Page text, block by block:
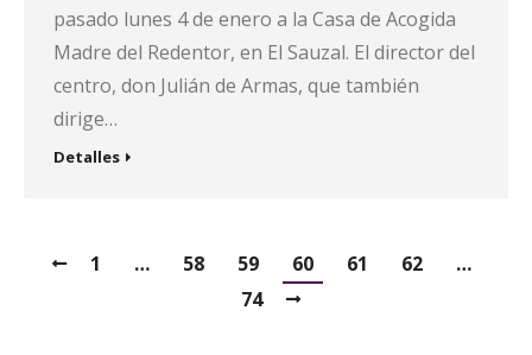
pasado lunes 4 de enero a la Casa de Acogida
Madre del Redentor, en El Sauzal. El director del
centro, don Julián de Armas, que también
dirige…
Detalles
1 … 58 59 60 61 62
…
74